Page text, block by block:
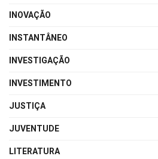
INOVAÇÃO
INSTANTÂNEO
INVESTIGAÇÃO
INVESTIMENTO
JUSTIÇA
JUVENTUDE
LITERATURA